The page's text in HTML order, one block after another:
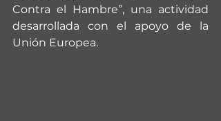
Contra el Hambre”, una actividad
desarrollada con el apoyo de la
Unión Europea.